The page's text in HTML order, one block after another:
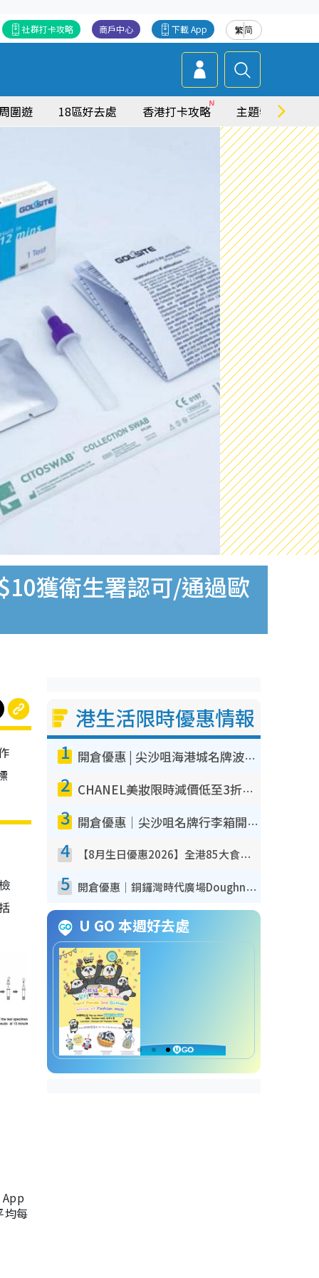
繁简
下載 App
商戶中心
社群打卡攻略
圍遊 18區好去處 香港打卡攻略 主題特集
獲衛生署認可/通過歐
均每
港生活限時優惠情報
1 開倉優惠 | 尖沙咀海港城名牌波鞋開倉低至1折！On鞋$899起／Joy&Peace鞋履$98起
2 CHANEL美妝限時減價低至3折！人氣粉底/唇膏/精華液低至$275！COCO香水都有平
3 開倉優惠｜尖沙咀名牌行李箱開倉低至4折！一連5日 American Tourister/ace./Hallmark $200起！
4 【8月生日優惠2026】全港85大食買玩著數攻略 自助餐/火鍋放題同行免費＋誠品/DONKI送現金券
5 開倉優惠｜銅鑼灣時代廣場Doughnut/Campo Marzio開倉低至1折！背囊、書包、手袋劈價$200起
U GO 本週好去處